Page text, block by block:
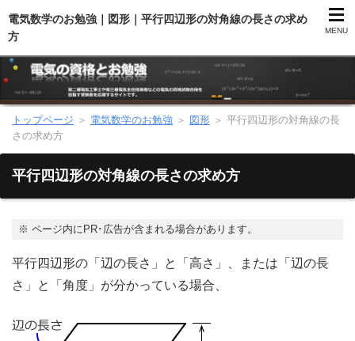
電気数学のお勉強｜図形｜平行四辺形の対角線の長さの求め
方
MENU
第二種電気工事士（総合）
第二種電気工事士（学科試験）
電気のお勉強
電気数学のお勉強
トップページ ＞ 電気数学のお勉強 ＞ 図形 ＞ 平行四辺形の対角線の長
さの求め方
平行四辺形の対角線の長さの求め方
※ ページ内にPR･広告が含まれる場合があります。
平行四辺形の「辺の長さ」と「高さ」、または「辺の長
さ」と「角度」が分かっている場合、